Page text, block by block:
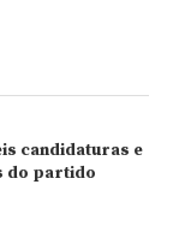
candidaturas e
do partido